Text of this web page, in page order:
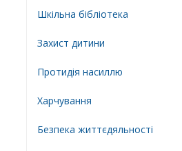
Шкільна бібліотека
Захист дитини
Протидія насиллю
Харчування
Безпека життєдяльності